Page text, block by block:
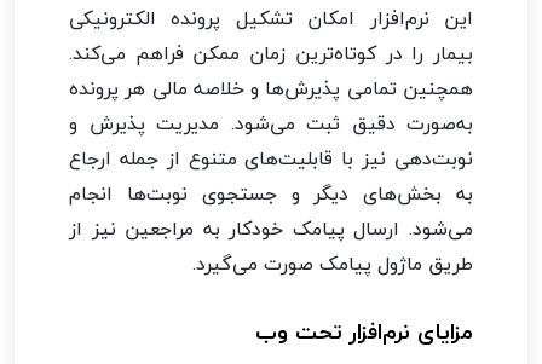
این نرم‌افزار امکان تشکیل پرونده الکترونیکی
بیمار را در کوتاه‌ترین زمان ممکن فراهم می‌کند.
همچنین تمامی پذیرش‌ها و خلاصه مالی هر پرونده
به‌صورت دقیق ثبت می‌شود. مدیریت پذیرش و
نوبت‌دهی نیز با قابلیت‌های متنوع از جمله ارجاع
به بخش‌های دیگر و جستجوی نوبت‌ها انجام
می‌شود. ارسال پیامک خودکار به مراجعین نیز از
طریق ماژول پیامک صورت می‌گیرد.
مزایای نرم‌افزار تحت وب